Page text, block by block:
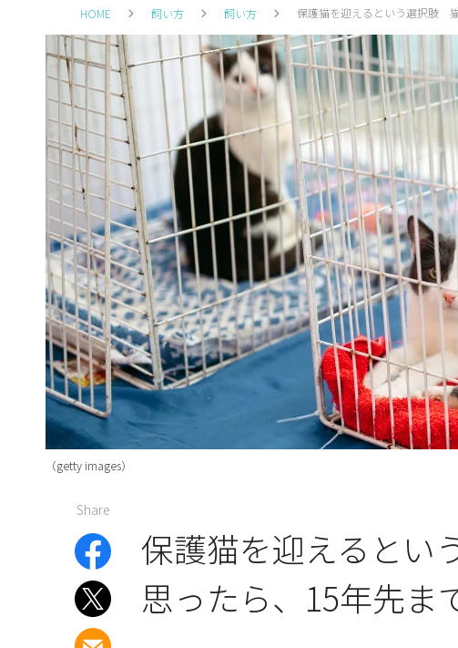
HOME 飼い方 飼い方 保護猫を迎えるという選択肢
（getty images）
Share
保護猫を迎えると
思ったら、15年先ま